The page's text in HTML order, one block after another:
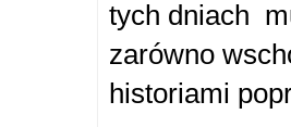
tych dniach
zarówno
historiami